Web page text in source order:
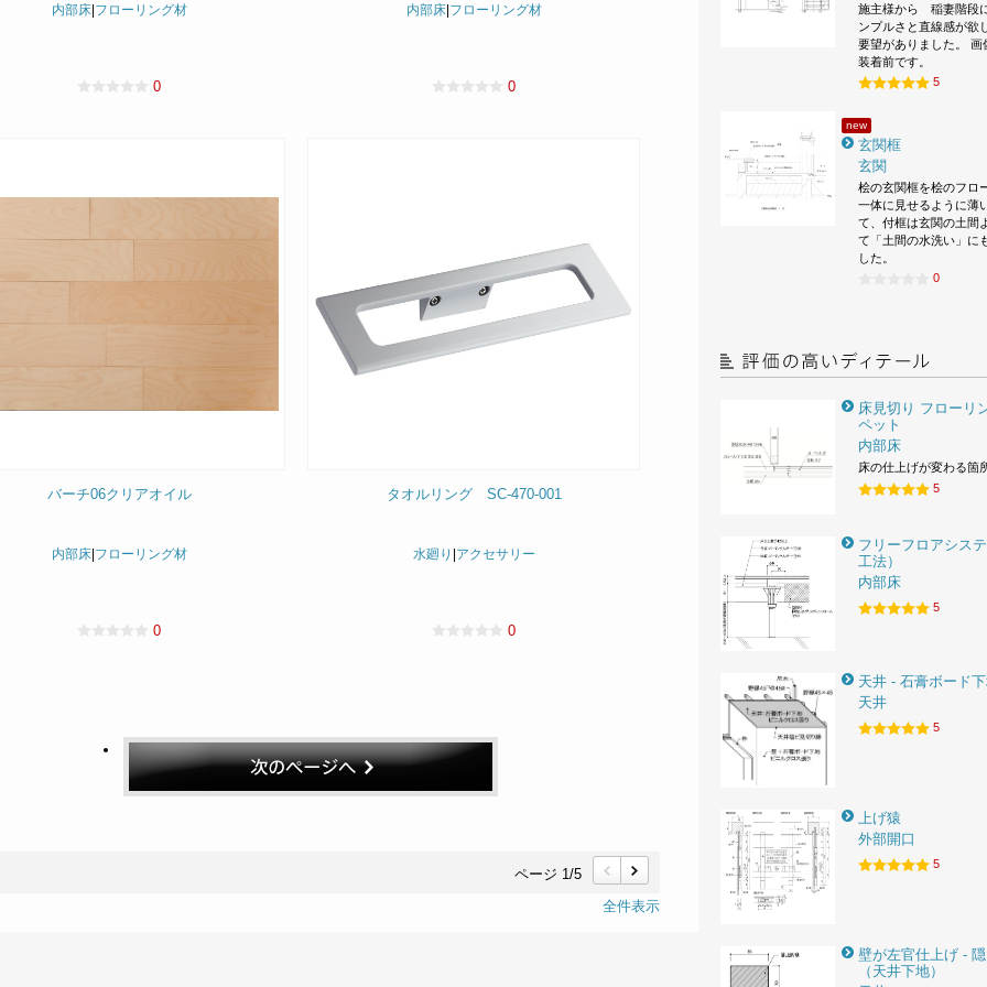
施主様から 稲妻階段
ンプルさと直線感が
要望がありました。 画
装着前です。
5
new
玄関框
玄関
桧の玄関框を桧のフロ
一体に見せるように薄
て、付框は玄関の土間
て「土間の水洗い」に
した。
0
床見切り フローリ
ペット
内部床
床の仕上げが変わる箇
5
フリーフロアシス
工法）
内部床
5
天井 - 石膏ボード
天井
5
上げ猿
外部開口
5
壁が左官仕上げ -
（天井下地）
内部床| フローリング材
0
内部床| フローリング材
0
バーチ06クリアオイル
内部床| フローリング材
0
タオルリング SC-470-001
水廻り アクセサリー
0
ページ 1/5
前
次
全件表示